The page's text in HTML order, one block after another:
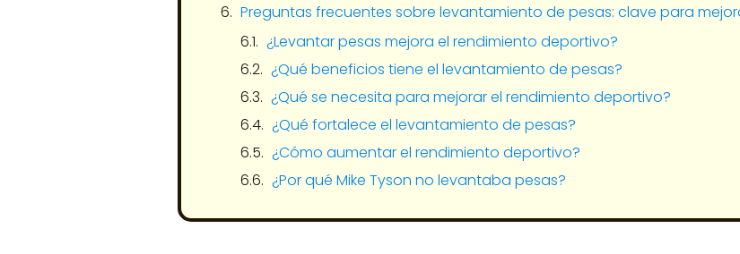
Preguntas frecuentes sobre levantamiento de pesas: clave para
¿Levantar pesas mejora el rendimiento deportivo?
¿Qué beneficios tiene el levantamiento de pesas?
¿Qué se necesita para mejorar el rendimiento deportivo?
¿Qué fortalece el levantamiento de pesas?
¿Cómo aumentar el rendimiento deportivo?
¿Por qué Mike Tyson no levantaba pesas?